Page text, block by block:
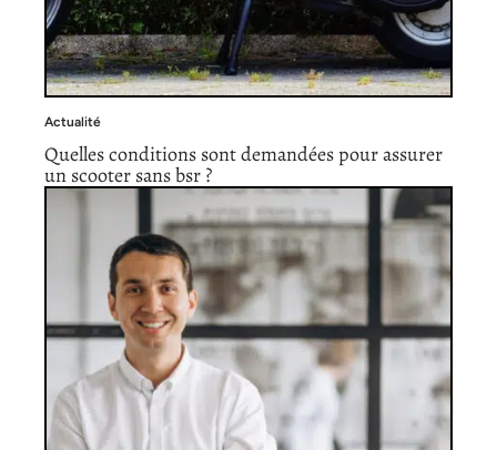
Actualité
Quelles conditions sont demandées pour assurer
un scooter sans bsr ?